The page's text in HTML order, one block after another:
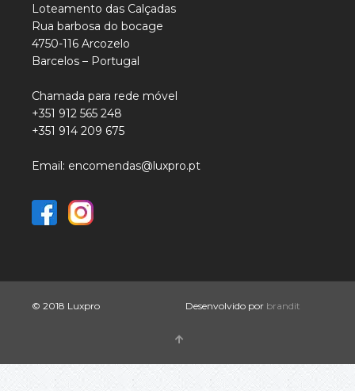
Loteamento das Calçadas
Rua barbosa do bocage
4750-116 Arcozelo
Barcelos – Portugal
Chamada para rede móvel
+351 912 565 248
+351 914 209 675
Email: encomendas@luxpro.pt
© 2018 Luxpro Desenvolvido por brandit